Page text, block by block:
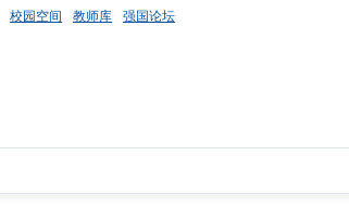
校园空间 教师库 强国论坛